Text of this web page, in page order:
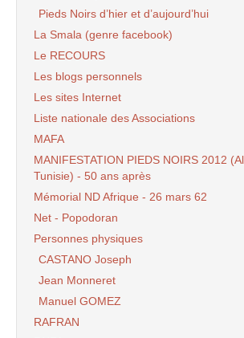
Pieds Noirs d’hier et d’aujourd’hui
La Smala (genre facebook)
Le RECOURS
Les blogs personnels
Les sites Internet
Liste nationale des Associations
MAFA
MANIFESTATION PIEDS NOIRS 2012
Tunisie) - 50 ans après
Mémorial ND Afrique - 26 mars 62
Net - Popodoran
Personnes physiques
CASTANO Joseph
Jean Monneret
Manuel GOMEZ
RAFRAN